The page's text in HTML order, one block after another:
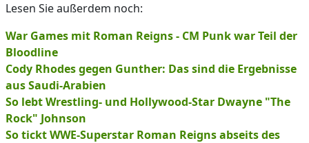
Lesen Sie außerdem noch:
War Games mit Roman Reigns - CM Punk war Teil der
Bloodline
Cody Rhodes gegen Gunther: Das sind die Ergebnisse
aus Saudi-Arabien
So lebt Wrestling- und Hollywood-Star Dwayne "The
Rock" Johnson
So tickt WWE-Superstar Roman Reigns abseits des